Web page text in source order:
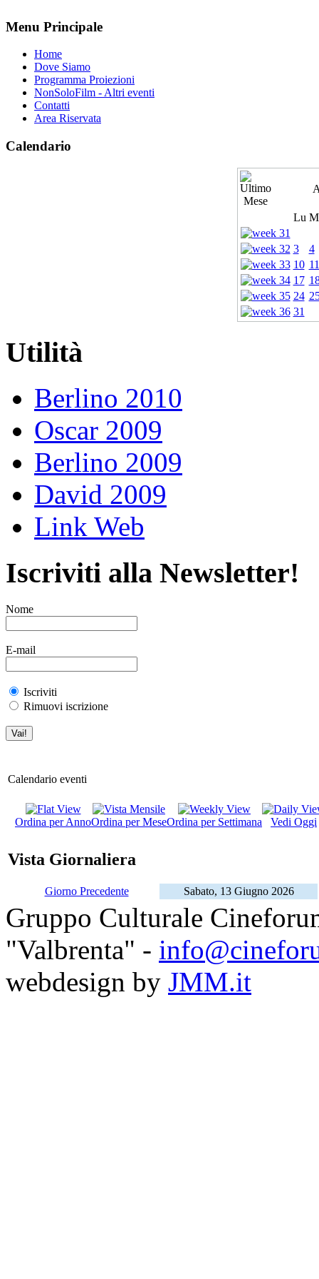
Menu Principale
Home
Dove Siamo
Programma Proiezioni
NonSoloFilm - Altri eventi
Contatti
Area Riservata
Calendario
Lu
3
4
10 11
17
24
31
Utilità
Berlino 2010
Oscar 2009
Berlino 2009
David 2009
Link Web
Iscriviti alla Newsletter!
Nome
E-mail
Iscriviti
Rimuovi iscrizione
Calendario eventi
Ordina per AnnoOrdina per MeseOrdina per Settimana Vedi Oggi
Vista Giornaliera
Giorno Precedente Sabato, 13 Giugno 2026
Gruppo Culturale
"Valbrenta" -
webdesign by JMM.it